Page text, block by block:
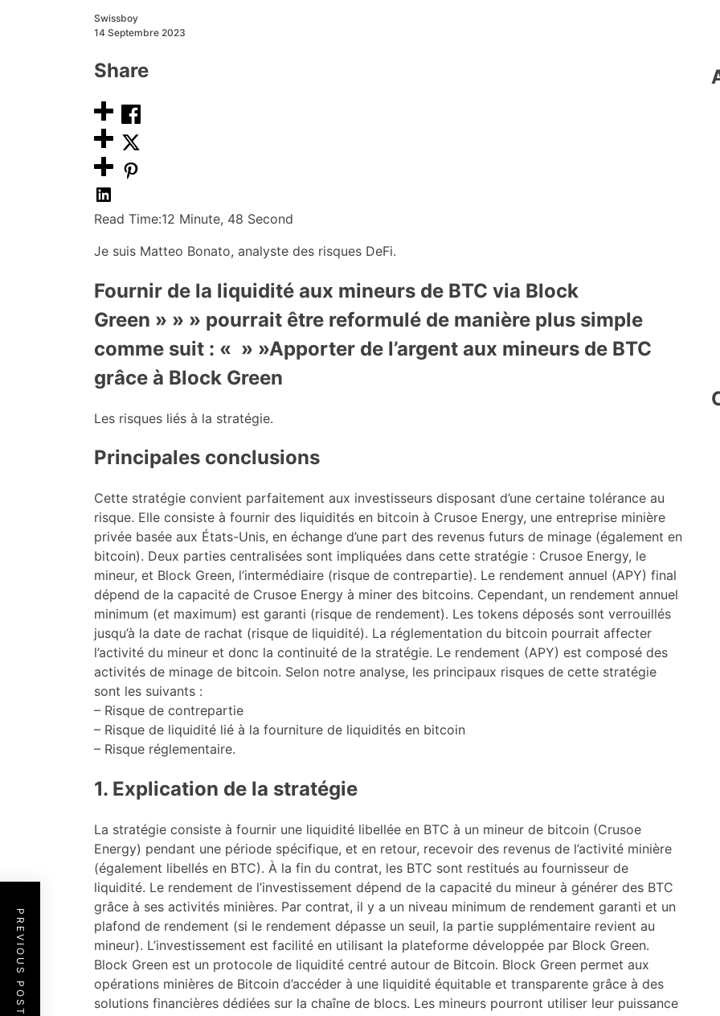
Swissboy
14 Septembre 2023
Share
Read Time:12 Minute, 48 Second
Je suis Matteo Bonato, analyste des risques DeFi.
Fournir de la liquidité aux mineurs de BTC via Block
Green » » » pourrait être reformulé de manière plus simple
comme suit : « » »Apporter de l’argent aux mineurs de BTC
grâce à Block Green
Les risques liés à la stratégie.
Principales conclusions
Cette stratégie convient parfaitement aux investisseurs disposant d’une certaine tolérance au
risque. Elle consiste à fournir des liquidités en bitcoin à Crusoe Energy, une entreprise minière
privée basée aux États-Unis, en échange d’une part des revenus futurs de minage (également en
bitcoin). Deux parties centralisées sont impliquées dans cette stratégie : Crusoe Energy, le
mineur, et Block Green, l’intermédiaire (risque de contrepartie). Le rendement annuel (APY) final
dépend de la capacité de Crusoe Energy à miner des bitcoins. Cependant, un rendement annuel
minimum (et maximum) est garanti (risque de rendement). Les tokens déposés sont verrouillés
jusqu’à la date de rachat (risque de liquidité). La réglementation du bitcoin pourrait affecter
l’activité du mineur et donc la continuité de la stratégie. Le rendement (APY) est composé des
activités de minage de bitcoin. Selon notre analyse, les principaux risques de cette stratégie
sont les suivants :
– Risque de contrepartie
– Risque de liquidité lié à la fourniture de liquidités en bitcoin
– Risque réglementaire.
1. Explication de la stratégie
La stratégie consiste à fournir une liquidité libellée en BTC à un mineur de bitcoin (Crusoe
Energy) pendant une période spécifique, et en retour, recevoir des revenus de l’activité minière
(également libellés en BTC). À la fin du contrat, les BTC sont restitués au fournisseur de
liquidité. Le rendement de l’investissement dépend de la capacité du mineur à générer des BTC
grâce à ses activités minières. Par contrat, il y a un niveau minimum de rendement garanti et un
plafond de rendement (si le rendement dépasse un seuil, la partie supplémentaire revient au
mineur). L’investissement est facilité en utilisant la plateforme développée par Block Green.
Block Green est un protocole de liquidité centré autour de Bitcoin. Block Green permet aux
opérations minières de Bitcoin d’accéder à une liquidité équitable et transparente grâce à des
solutions financières dédiées sur la chaîne de blocs. Les mineurs pourront utiliser leur puissance
PREVIOUS POST